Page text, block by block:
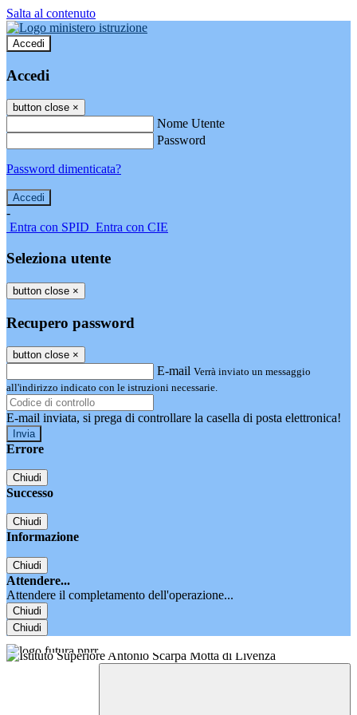
Salta al contenuto
Accedi
Accedi
button close ×
Nome Utente
Password
Password dimenticata?
-
Entra con SPID Entra con CIE
Seleziona utente
button close ×
Recupero password
button close ×
E-mail Verrà inviato un messaggio
all'indirizzo indicato con le istruzioni necessarie.
E-mail inviata, si prega di controllare la casella di posta elettronica!
Errore
Chiudi
Successo
Chiudi
Informazione
Chiudi
Attendere...
Attendere il completamento dell'operazione...
Chiudi
Chiudi